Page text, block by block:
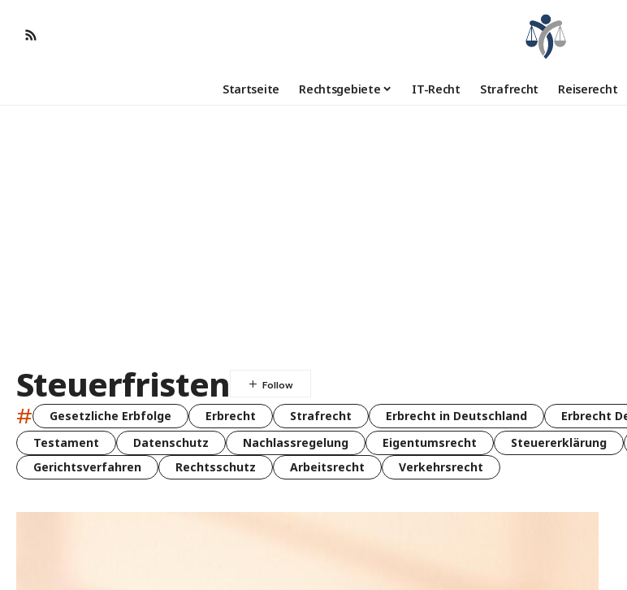
Startseite Rechtsgebiete IT-Recht Strafrecht Reiserecht
Steuerfristen
# Gesetzliche Erbfolge Erbrecht Strafrecht Erbrecht in Deutschland Erbrecht
Testament
Datenschutz Nachlassregelung Eigentumsrecht Steuererklärung
Gerichtsverfahren
Rechtsschutz Arbeitsrecht Verkehrsrecht